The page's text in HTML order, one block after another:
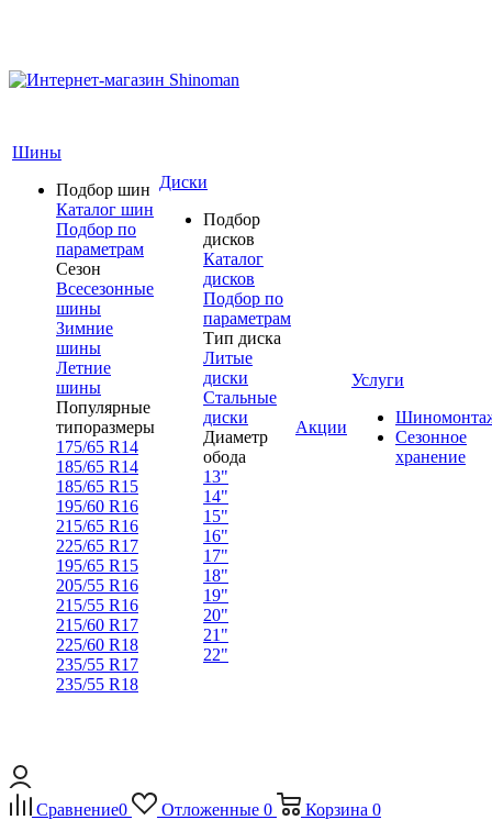
Шины
Подбор шин
Каталог шин
Подбор по
параметрам
Сезон
Всесезонные
шины
Зимние
шины
Летние
шины
Популярные
типоразмеры
175/65 R14
185/65 R14
185/65 R15
195/60 R16
215/65 R16
225/65 R17
195/65 R15
205/55 R16
215/55 R16
215/60 R17
225/60 R18
235/55 R17
235/55 R18
Диски
Подбор
дисков
Каталог
дисков
Подбор по
параметрам
Тип диска
Литые
диски
Стальные
диски
Диаметр
обода
13"
14"
15"
16"
17"
18"
19"
20"
21"
22"
Акции
Услуги
Сезонное
хранение
Сравнение0 Отложенные 0 Корзина 0